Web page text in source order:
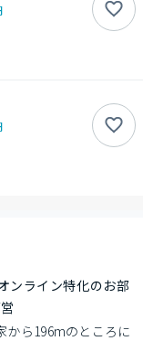
ライン特化のお部
から196mのところに